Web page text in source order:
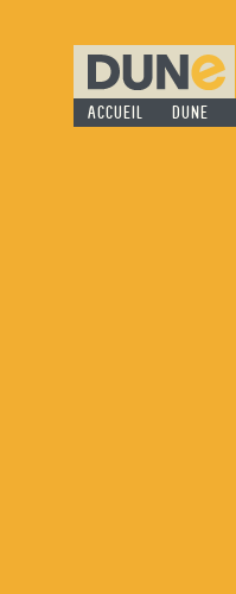
ACCUEIL DUNE